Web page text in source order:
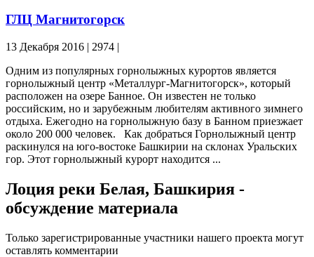
ГЛЦ Магнитогорск
13 Декабря 2016 | 2974 |
Одним из популярных горнолыжных курортов является
горнолыжный центр «Металлург-Магнитогорск», который
расположен на озере Банное. Он известен не только
российским, но и зарубежным любителям активного зимнего
отдыха. Ежегодно на горнолыжную базу в Банном приезжает
около 200 000 человек. Как добраться Горнолыжный центр
раскинулся на юго-востоке Башкирии на склонах Уральских
гор. Этот горнолыжный курорт находится ...
Лоция реки Белая, Башкирия -
обсуждение материала
Только зарегистрированные участники нашего проекта могут
оставлять комментарии